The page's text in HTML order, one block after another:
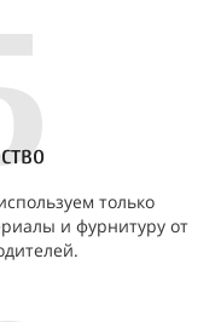
только
и фурнитуру от